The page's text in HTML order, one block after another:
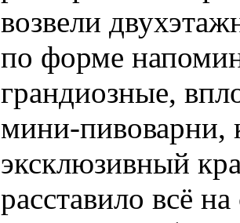
возвели
по форме
грандиозные,
мини-пивоварни,
эксклюзивный
расставило всё